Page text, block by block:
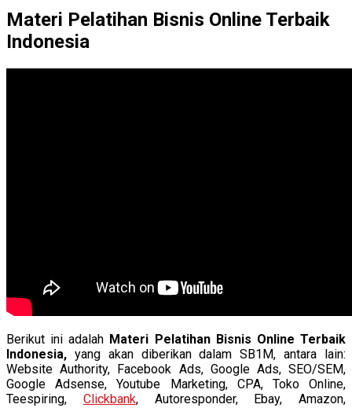
Materi Pelatihan Bisnis Online Terbaik
Indonesia
Berikut ini adalah Materi Pelatihan Bisnis Online Terbaik
Indonesia, yang akan diberikan dalam SB1M, antara lain:
Website Authority, Facebook Ads, Google Ads, SEO/SEM,
Google Adsense, Youtube Marketing, CPA, Toko Online,
Teespiring, Clickbank, Autoresponder, Ebay, Amazon,